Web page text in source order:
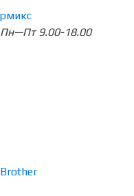
Пн—Пт 9.00-18.00